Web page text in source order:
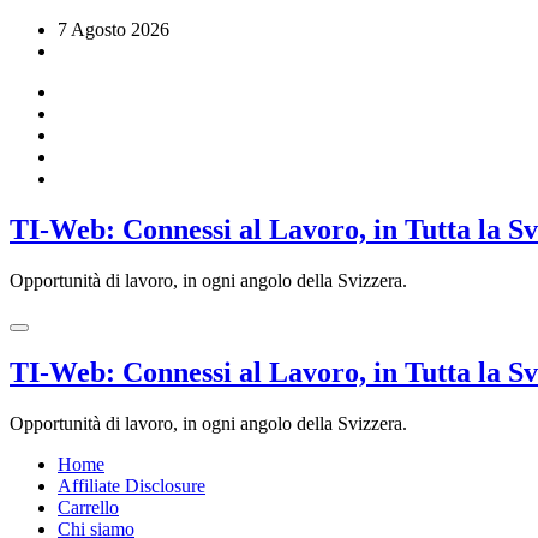
7 Agosto 2026
TI-Web: Connessi al Lavoro, in Tutta la
Opportunità di lavoro, in ogni angolo della Svizzera.
TI-Web: Connessi al Lavoro, in Tutta la
Opportunità di lavoro, in ogni angolo della Svizzera.
Home
Affiliate Disclosure
Carrello
Chi siamo